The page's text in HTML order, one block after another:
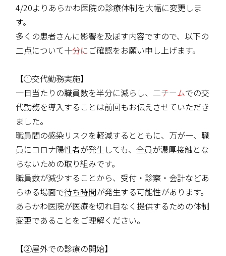
4/20よりあらかわ医院の診療体制を大幅に変更しま
す。
多くの患者さんに影響を及ぼす内容ですので、以下の
二点について十分に ご確認をお願い申し上げます。
【①交代勤務実施】
一日当たりの職員数を半分に減らし、 二チームでの交
代勤務を導入することは前回もお伝えさせていただき
ました。
職員間の感染リスクを軽減するとともに、万が一、職
員にコロナ陽性者が発生しても、全員が濃厚接触とな
らないための取り組みです。
職員数が減少することから、受付・診察・会計などあ
らゆる場面で待ち時間が発生する可能性があります。
あらかわ医院が医療を切れ目なく提供するための体制
変更であることをご理解ください。
【②屋外での診療の開始】